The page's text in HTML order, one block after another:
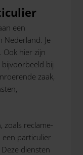
een
Je
hier zijn
bij
zaak,
zoals reclame-
een particulier
diensten